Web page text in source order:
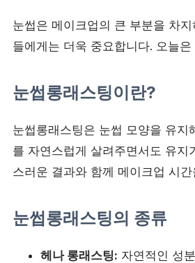
눈썹은 메이크업의 큰 부분을 차
들에게는 더욱 중요합니다. 오늘
눈썹롱래스팅이란?
눈썹롱래스팅은 눈썹 모양을 유
를 자연스럽게 살려주면서도 유
스러운 결과와 함께 메이크업 시
눈썹롱래스팅의 종류
헤나 롱래스팅: 자연적인 성